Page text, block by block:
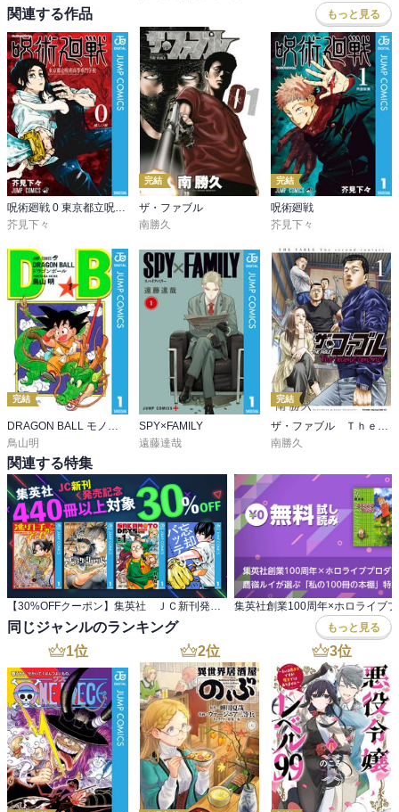
関連する作品 もっと見る
呪術廻戦 0 東京都立呪術高等専門学校
芥見下々
完結
ザ・ファブル
南勝久
完結
呪術廻戦
芥見下々
完結
鳥山明
SPY×FAMILY
遠藤達哉
完結
南勝久
関連する特集
同じジャンルのランキング もっと見る
1位 2位 3位